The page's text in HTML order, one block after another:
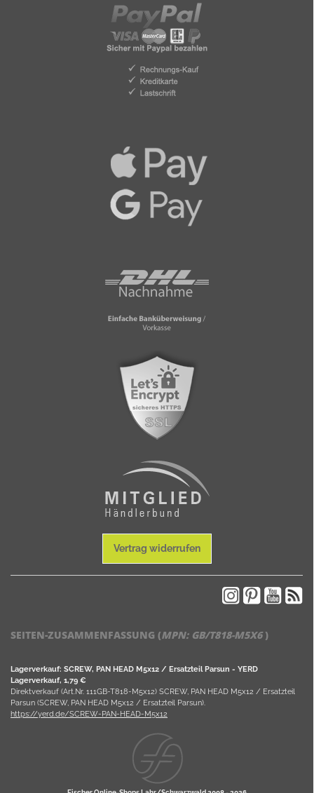
Vertrag widerrufen
SEITEN-ZUSAMMENFASSUNG (MPN: GB/T818-M5X6)
Lagerverkauf: SCREW, PAN HEAD M5x12 / Ersatzteil Parsun - YERD
Lagerverkauf, 1,79 €
Direktverkauf (Art.Nr. 111GB-T818-M5x12) SCREW, PAN HEAD M5x12 / Ersatzteil
Parsun (SCREW, PAN HEAD M5x12 / Ersatzteil Parsun).
https://yerd.de/SCREW-PAN-HEAD-M5x12